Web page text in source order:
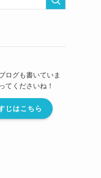
ログも書いていま
てくださいね！
じはこちら